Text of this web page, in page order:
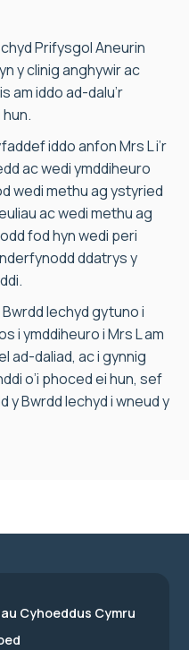
Prifysgol Aneurin
y clinig anghywir ac
am iddo ad-dalu’r
iddo anfon Mrs L i’r
ac wedi ymddiheuro
wedi methu ag ystyried
ac wedi methu ag
fod hyn wedi peri
ddatrys y
Iechyd gytuno i
i ymddiheuro i Mrs L am
ad-daliad, ac i gynnig
o’i phoced ei hun, sef
Bwrdd Iechyd i wneud y
Cyhoeddus Cymru